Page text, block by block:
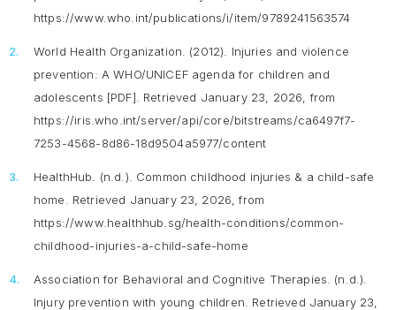
https://www.who.int/publications/i/item/9789241563574
World Health Organization. (2012). Injuries and violence
prevention: A WHO/UNICEF agenda for children and
adolescents [PDF]. Retrieved January 23, 2026, from
https://iris.who.int/server/api/core/bitstreams/ca6497f7-
7253-4568-8d86-18d9504a5977/content
HealthHub. (n.d.). Common childhood injuries & a child-safe
home
. Retrieved January 23, 2026, from
https://www.healthhub.sg/health-conditions/common-
childhood-injuries-a-child-safe-home
Association for Behavioral and Cognitive Therapies. (n.d.).
Injury prevention with young children . Retrieved January 23,